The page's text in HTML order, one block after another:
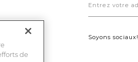
votre
Soyons sociaux!
de